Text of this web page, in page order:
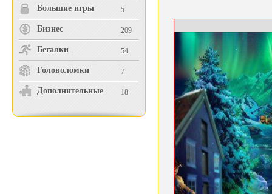
Большие игры 5
Бизнес 209
Бегалки 54
Головоломки 7
Дополнительные 18